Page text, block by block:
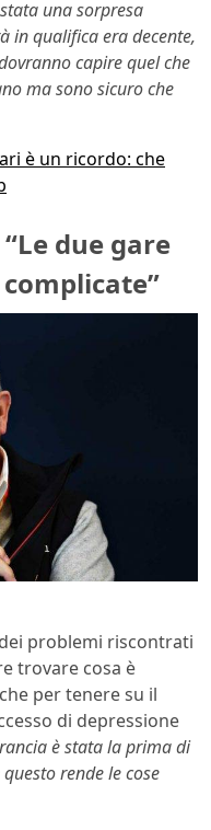
stata una sorpresa
in qualifica era decente,
capire quel che
ma sono sicuro che
è un ricordo: che
due gare
problemi riscontrati
trovare cosa è
per tenere su il
di depressione
è stata la prima di
rende le cose